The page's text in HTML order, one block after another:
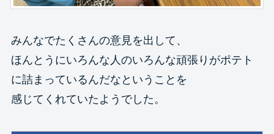
みんなでたくさんの意見を出して、
ほんとうにいろんな人のいろんな頑張りがポテト
に詰まっているんだなということを
感じてくれていたようでした。